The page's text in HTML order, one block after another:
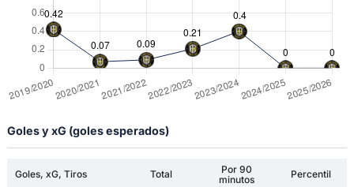
Goles y xG (goles esperados)
Goles, xG, Tiros Total
Por 90
minutos
Percentil